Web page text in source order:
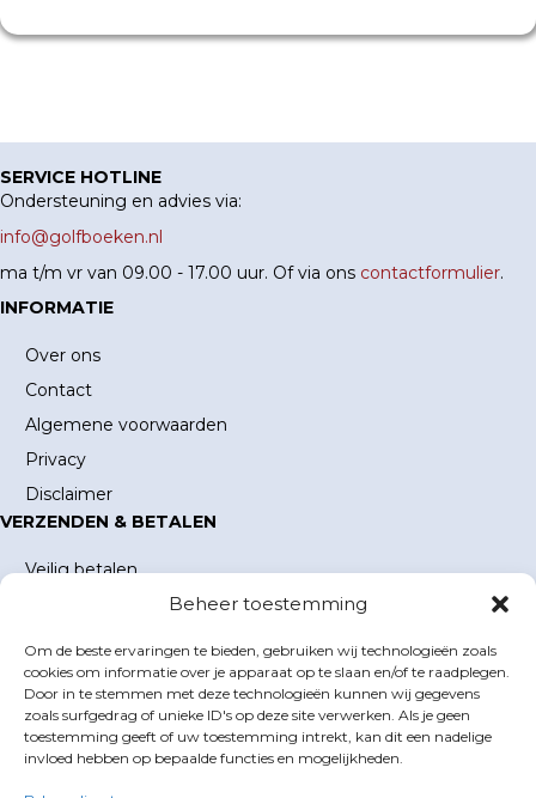
Beheer toestemming
Om de beste ervaringen te bieden, gebruiken wij technologieën zoals
cookies om informatie over je apparaat op te slaan en/of te raadplegen.
Door in te stemmen met deze technologieën kunnen wij gegevens
zoals surfgedrag of unieke ID's op deze site verwerken. Als je geen
toestemming geeft of uw toestemming intrekt, kan dit een nadelige
invloed hebben op bepaalde functies en mogelijkheden.
SERVICE HOTLINE
Ondersteuning en advies via:
info@golfboeken.nl
ma t/m vr van 09.00 - 17.00 uur. Of via ons contactformulier.
INFORMATIE
Over ons
Contact
Algemene voorwaarden
Privacy
Disclaimer
VERZENDEN & BETALEN
Veilig betalen
Verzending en verzendkosten
MIJN ACCOUNT
Mijn account
Winkelwagen